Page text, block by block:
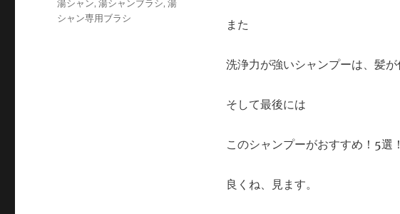
また
洗浄力が強いシャンプーは、髪が
そして最後には
このシャンプーがおすすめ！5選！
良くね、見ます。
グ
湯シャン,湯シャンブラシ,湯
シャン専用ブラシ